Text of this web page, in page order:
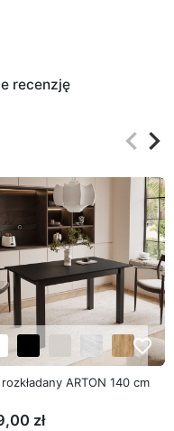
recenzję
keyboard_arrow_left
keyboard_arrow_right
favorite_border
rozkładany ARTON 140 cm
zł